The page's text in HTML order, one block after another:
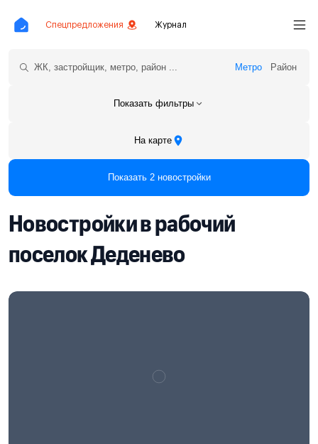
Спецпредложения Журнал
Метро Район
Показать фильтры
На карте
Показать 2 новостройки
Новостройки в рабочий
поселок Деденево